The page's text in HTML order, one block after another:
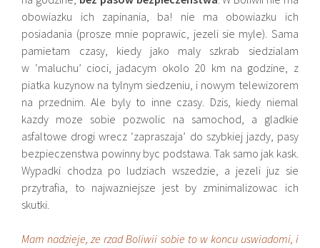
obowiazku ich zapinania, ba! nie ma obowiazku ich
posiadania (prosze mnie poprawic, jezeli sie myle). Sama
pamietam czasy, kiedy jako maly szkrab siedzialam
w ‘maluchu’ cioci, jadacym okolo 20 km na godzine, z
piatka kuzynow na tylnym siedzeniu, i nowym telewizorem
na przednim. Ale byly to inne czasy. Dzis, kiedy niemal
kazdy moze sobie pozwolic na samochod, a gladkie
asfaltowe drogi wrecz ‘zapraszaja’ do szybkiej jazdy, pasy
bezpieczenstwa powinny byc podstawa. Tak samo jak kask.
Wypadki chodza po ludziach wszedzie, a jezeli juz sie
przytrafia, to najwazniejsze jest by zminimalizowac ich
skutki.
Mam nadzieje, ze rzad Boliwii sobie to w koncu uswiadomi, i